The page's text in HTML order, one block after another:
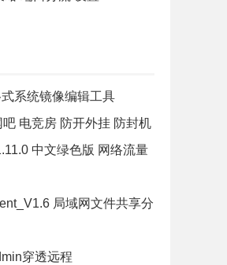
系统镜像编辑工具
电竞房 防开外挂 防封机
件
中文绿色版 网络流量
局域网文件共享分
穿透远程